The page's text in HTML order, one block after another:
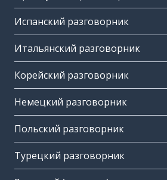
Испанский разговорник
Итальянский разговорник
Корейский разговорник
Немецкий разговорник
Польский разговорник
Турецкий разговорник